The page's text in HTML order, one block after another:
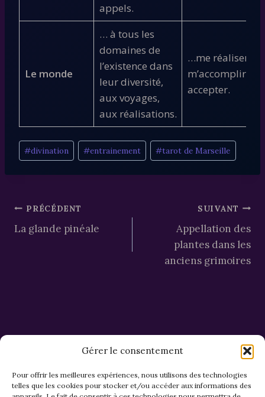
Gérer le consentement
Pour offrir les meilleures expériences, nous utilisons des technologies
telles que les cookies pour stocker et/ou accéder aux informations des
appels.
Le monde
… à tous les
domaines de
l’existence dans
leur diversité,
aux voyages,
aux réalisations.
…me réaliser,
m’accomplir,
accepter.
Étiquettes
de
la
#divination #entrainement #tarot de Marseille
Navigation
de
PRÉCÉDENT
La glande pinéale
SUIVANT
Appellation des
plantes dans les
anciens grimoires